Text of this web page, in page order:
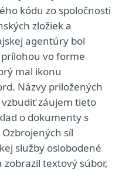
kódu zo spoločnosti
zložiek a
agentúry bol
vo forme
mal ikonu
Názvy priložených
záujem tieto
o dokumenty s
síl
služby oslobodené
zobrazil textový súbor,